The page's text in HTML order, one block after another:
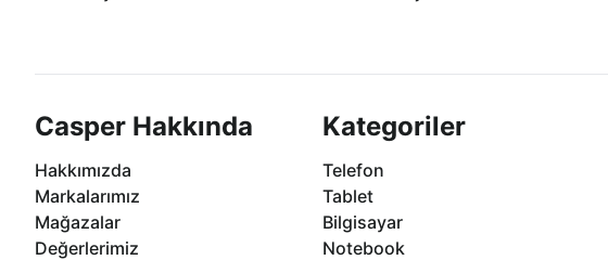
Casper Hakkında
Hakkımızda
Markalarımız
Mağazalar
Değerlerimiz
Kategoriler
Telefon
Tablet
Bilgisayar
Notebook